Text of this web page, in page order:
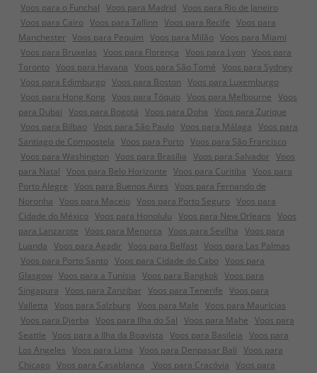
Voos para o Funchal Voos para Madrid Voos para Rio de Janeiro
Voos para Cairo Voos para Tallinn Voos para Recife Voos para
Manchester Voos para Pequim Voos para Milão Voos para Miami
Voos para Bruxelas Voos para Florença Voos para Lyon Voos para
Toronto Voos para Havana Voos para São Tomé Voos para Sydney
Voos para Edimburgo Voos para Boston Voos para Luxemburgo
Voos para Hong Kong Voos para Tóquio Voos para Melbourne Voos
para Dubai Voos para Bogotá Voos para Doha Voos para Zurique
Voos para Bilbao Voos para São Paulo Voos para Málaga Voos para
Santiago de Compostela Voos para Porto Voos para São Francisco
Voos para Washington Voos para Brasília Voos para Salvador Voos
para Natal Voos para Belo Horizonte Voos para Curitiba Voos para
Porto Alegre Voos para Buenos Aires Voos para Fernando de
Noronha Voos para Maceio Voos para Porto Seguro Voos para
Cidade do México Voos para Honolulu Voos para New Orleans Voos
para Lanzarote Voos para Menorca Voos para Sevilha Voos para
Luanda Voos para Agadir Voos para Belfast Voos para Las Palmas
Voos para Porto Santo Voos para Cidade do Cabo Voos para
Glasgow Voos para a Tunísia Voos para Bangkok Voos para
Singapura Voos para Zanzibar Voos para Tenerife Voos para
Valletta Voos para Salzburg Voos para Male Voos para Maurícias
Voos para Djerba Voos para Ilha do Sal Voos para Mahe Voos para
Seattle Voos para a Ilha da Boavista Voos para Basileia Voos para
Los Angeles Voos para Lima Voos para Denpasar Bali Voos para
Chicago Voos para Casablanca Voos para Cracóvia Voos para